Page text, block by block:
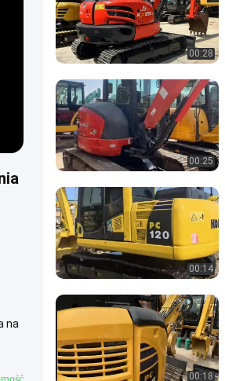
na
00:28
00:25
00:14
00:18